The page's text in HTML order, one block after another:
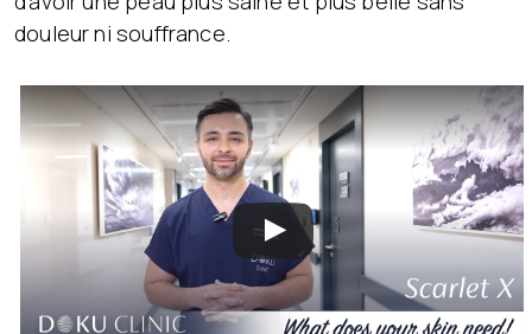
douleur ni souffrance.